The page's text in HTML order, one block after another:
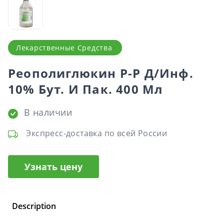
Лекарственные Средства
Реополиглюкин Р-Р Д/инф.
10% Бут. И Пак. 400 Мл
В наличии
Экспресс-доставка по всей России
Узнать цену
Description